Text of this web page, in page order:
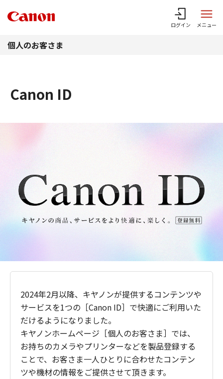
ログイン メニュー
個人のお客さま
Canon ID
2024年2月以降、キヤノンが提供するコンテンツや
サービスを1つの［Canon ID］で快適にご利用いた
だけるようになりました。
キヤノンホームページ［個人のお客さま］では、
お持ちのカメラやプリンターなどを製品登録する
ことで、お客さま一人ひとりに合わせたコンテン
ツや機材の情報をご提供させて頂きます。